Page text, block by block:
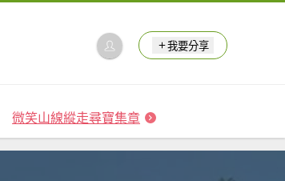
我要分享
微笑山線縱走尋寶集章